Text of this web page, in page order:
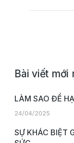
Bài viết mới
LÀM SAO ĐỂ
24/04/2025
SỰ KHÁC BIỆT